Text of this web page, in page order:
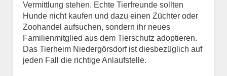
Art des Tiers*
Vermittlung stehen. Echte Tierfreunde sollten
Hunde nicht kaufen und dazu einen Züchter oder
Zoohandel aufsuchen, sondern ihr neues
Familienmitglied aus dem Tierschutz adoptieren.
Das Tierheim Niedergörsdorf ist diesbezüglich auf
jeden Fall die richtige Anlaufstelle.